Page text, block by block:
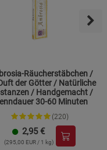
Räucherstäbchen /
der Götter / Natürliche
/ Handgemacht /
30-60 Minuten
(220)
2,95 €
(295,00 EUR / 1 kg)